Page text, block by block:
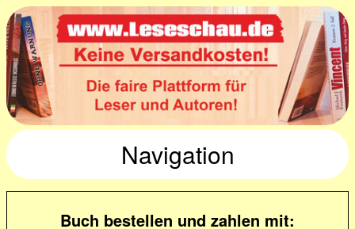
Navigation
Buch bestellen und zahlen mit: